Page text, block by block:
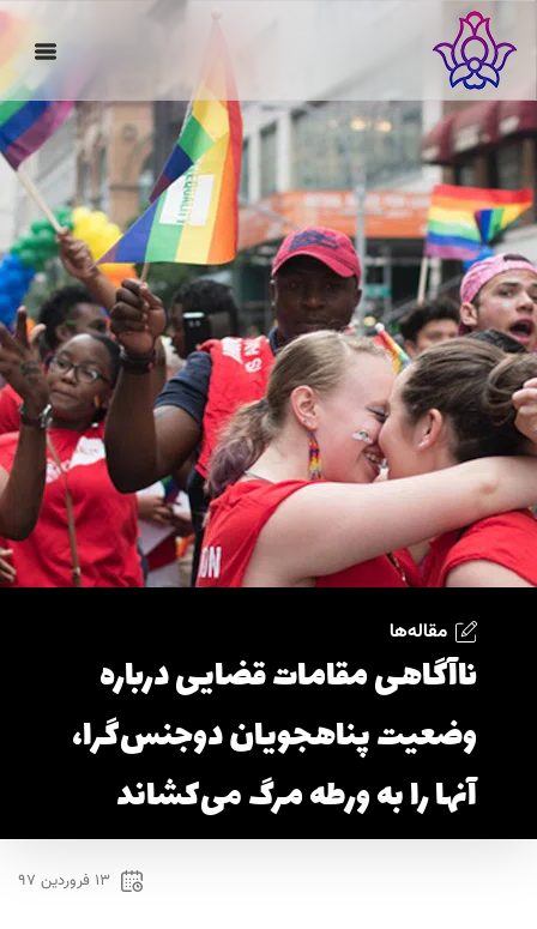
مقاله‌ها
ناآگاهی مقامات قضایی درباره
وضعیت پناهجویان دوجنس‌گرا،
آنها را به ورطه مرگ می‌کشاند